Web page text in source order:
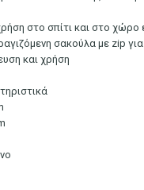
στο σπίτι και στο χώρο
σακούλα με zip
και χρήση